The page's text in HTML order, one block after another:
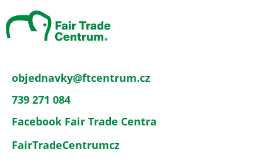
objednavky@ftcentrum.cz
739 271 084
Facebook Fair Trade Centra
FairTradeCentrumcz